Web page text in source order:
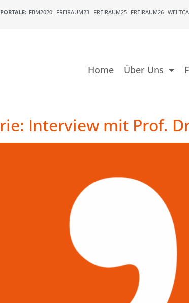
FBM2020 FREIRAUM23 FREIRAUM25 FREIRAUM26
Home Über Uns
Interview mit Prof.